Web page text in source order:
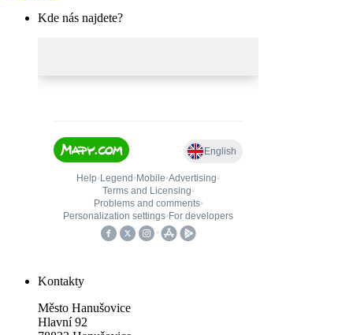
Kde nás najdete?
Kontakty
Město Hanušovice
Hlavní 92